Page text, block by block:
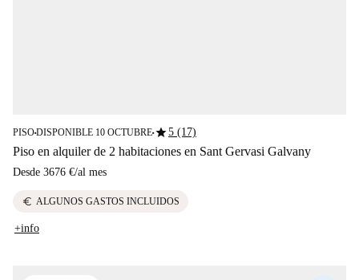
PISO■DISPONIBLE 10 OCTUBRE■star5 (17)
Piso en alquiler de 2 habitaciones en Sant Gervasi Galvany
Desde 3676 €/al mes
euro ALGUNOS GASTOS INCLUIDOS
+info